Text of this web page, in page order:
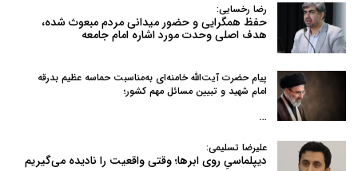
رضا رخسایی:
حفظ همگرایی و حضور میدانی مردم مبعوث شده،
هدف اصلی وحدت مورد اشاره امام جامعه
پیام حضرت آیت‌الله خامنه‌ای به‌مناسبت حماسه عظیم بدرقه
امام شهید و تبیین مسائل مهم کشور؛
…
علیرضا تسلیمی:
دیپلماسیِ روی ابرها؛ وقتی واقعیت را نادیده می‌گیریم